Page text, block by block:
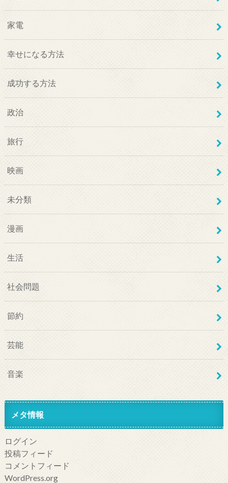
家電
幸せになる方法
成功する方法
政治
旅行
映画
未分類
漫画
生活
社会問題
節約
芸能
音楽
メタ情報
ログイン
投稿フィード
コメントフィード
WordPress.org